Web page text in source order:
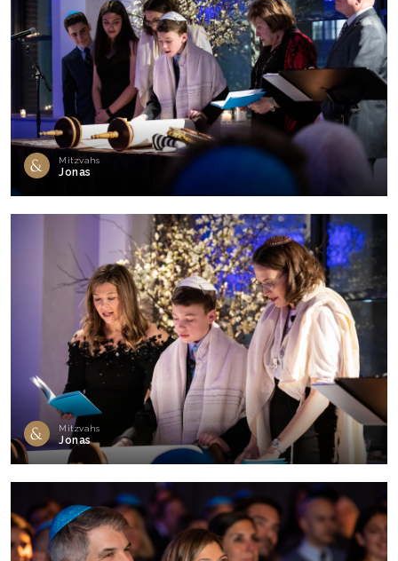
Mitzvahs
Jonas
Mitzvahs
Jonas